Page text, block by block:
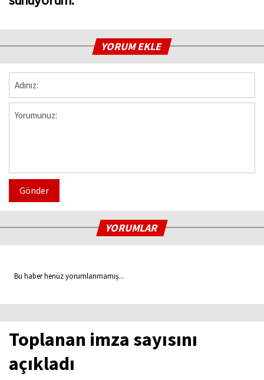
YORUM EKLE
Gönder
YORUMLAR
Bu haber henüz yorumlanmamış...
Toplanan imza sayısını
açıkladı